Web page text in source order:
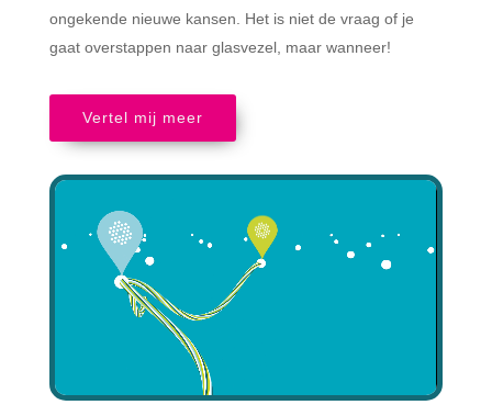
ongekende nieuwe kansen. Het is niet de vraag of je
gaat overstappen naar glasvezel, maar wanneer!
Vertel mij meer